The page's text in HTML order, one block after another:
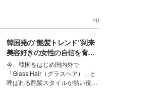
PR
韓国発の“艶髪トレンド”到来
美容好きの女性の自信を育む
「ヘアケア事情」って？
今、韓国をはじめ国内外で
「Glass Hair（グラスヘア）」と
呼ばれる艶髪スタイルが熱い視線